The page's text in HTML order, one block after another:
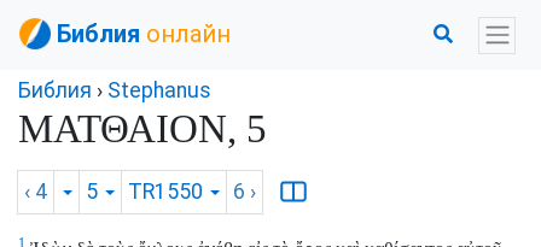
Библия онлайн
Библия › Stephanus
ΜΑΤΘΑΙΟΝ, 5
‹ 4 5 TR1550 6 ›